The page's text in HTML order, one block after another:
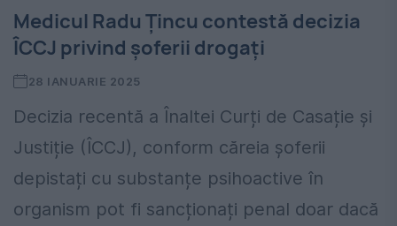
Medicul Radu Țincu contestă decizia
ÎCCJ privind șoferii drogați
28 IANUARIE 2025
Decizia recentă a Înaltei Curți de Casație și
Justiție (ÎCCJ), conform căreia șoferii
depistați cu substanțe psihoactive în
organism pot fi sancționați penal doar dacă